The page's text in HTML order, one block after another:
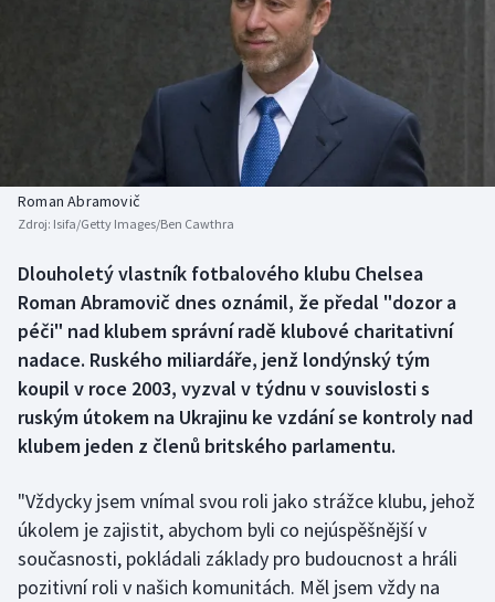
Boby a skeleton
Box
Curling
Florbal
Golf
Gymnastika
Historické návraty
Aplikace ČT sport
AZ kvíz
Roman Abramovič
Zdroj: Isifa/Getty Images/Ben Cawthra
Dlouholetý vlastník fotbalového klubu Chelsea
Roman Abramovič dnes oznámil, že předal "dozor a
péči" nad klubem správní radě klubové charitativní
nadace. Ruského miliardáře, jenž londýnský tým
koupil v roce 2003, vyzval v týdnu v souvislosti s
ruským útokem na Ukrajinu ke vzdání se kontroly nad
klubem jeden z členů britského parlamentu.
"Vždycky jsem vnímal svou roli jako strážce klubu, jehož
úkolem je zajistit, abychom byli co nejúspěšnější v
současnosti, pokládali základy pro budoucnost a hráli
pozitivní roli v našich komunitách. Měl jsem vždy na